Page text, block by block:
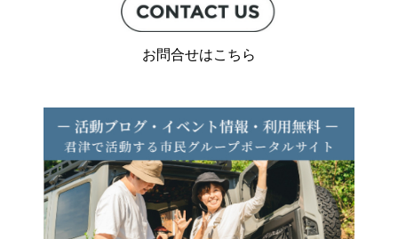
お問合せはこちら